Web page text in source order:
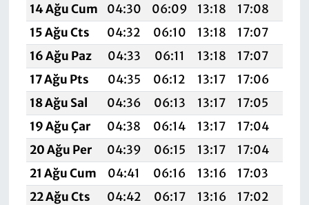
14 Ağu Cum
04:30 06:09 13:18 17:08
15 Ağu Cts
04:32 06:10 13:18 17:07
16 Ağu Paz
04:33 06:11 13:18 17:07
17 Ağu Pts
04:35 06:12 13:17 17:06
18 Ağu Sal
04:36 06:13 13:17 17:05
19 Ağu Çar
04:38 06:14 13:17 17:04
20 Ağu Per
04:39 06:15 13:17 17:04
21 Ağu Cum
04:41 06:16 13:16 17:03
22 Ağu Cts
04:42 06:17 13:16 17:02